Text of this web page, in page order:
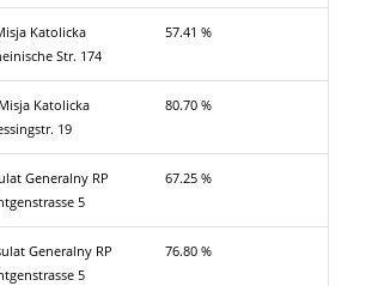
Katolicka
Str. 174
57.41 %
Katolicka
19
80.70 %
Generalny RP
5
67.25 %
Generalny RP
5
76.80 %